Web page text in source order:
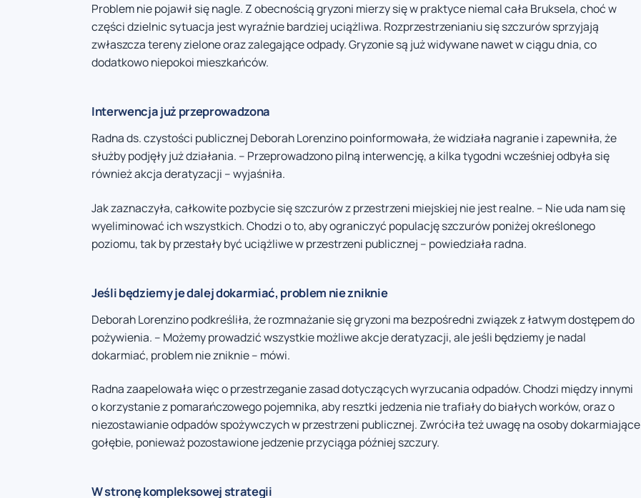
Problem nie pojawił się nagle. Z obecnością gryzoni mierzy się w praktyce niemal cała Bruksela, choć w
części dzielnic sytuacja jest wyraźnie bardziej uciążliwa. Rozprzestrzenianiu się szczurów sprzyjają
zwłaszcza tereny zielone oraz zalegające odpady. Gryzonie są już widywane nawet w ciągu dnia, co
dodatkowo niepokoi mieszkańców.
Interwencja już przeprowadzona
Radna ds. czystości publicznej Deborah Lorenzino poinformowała, że widziała nagranie i zapewniła, że
służby podjęły już działania. – Przeprowadzono pilną interwencję, a kilka tygodni wcześniej odbyła się
również akcja deratyzacji – wyjaśniła.
Jak zaznaczyła, całkowite pozbycie się szczurów z przestrzeni miejskiej nie jest realne. – Nie uda nam się
wyeliminować ich wszystkich. Chodzi o to, aby ograniczyć populację szczurów poniżej określonego
poziomu, tak by przestały być uciążliwe w przestrzeni publicznej – powiedziała radna.
Jeśli będziemy je dalej dokarmiać, problem nie zniknie
Deborah Lorenzino podkreśliła, że rozmnażanie się gryzoni ma bezpośredni związek z łatwym dostępem do
pożywienia. – Możemy prowadzić wszystkie możliwe akcje deratyzacji, ale jeśli będziemy je nadal
dokarmiać, problem nie zniknie – mówi.
Radna zaapelowała więc o przestrzeganie zasad dotyczących wyrzucania odpadów. Chodzi między innymi
o korzystanie z pomarańczowego pojemnika, aby resztki jedzenia nie trafiały do białych worków, oraz o
niezostawianie odpadów spożywczych w przestrzeni publicznej. Zwróciła też uwagę na osoby dokarmiające
gołębie, ponieważ pozostawione jedzenie przyciąga później szczury.
W stronę kompleksowej strategii